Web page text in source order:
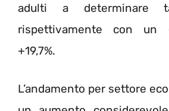
adulti a determinare
rispettivamente con un
+19,7%.
L’andamento per settore